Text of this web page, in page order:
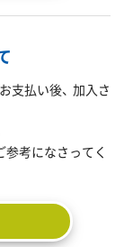
支払い後、 加入さ
参考になさってく